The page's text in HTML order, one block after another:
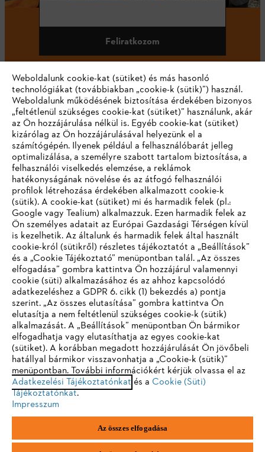
Feliratkozom
#STIHL
Vállalat
STIHL GYIK
Szerviz
Adatvédelem Impresszum Cookie tájékoztató
Jogi információk
Andreas Stihl Kereskedelmi Kft.
Székhely: H-2051 Biatorbágy-Budapark
IHR BROWSER WIRD NICHT
UNTERSTÜTZT
Sie nutzen einen Browser, den wir noch nicht unterstützen. Für
eine optimale Nutzung unserer Seite empfehlen wir Ihnen, zu
einem der folgenden Browser zu wechseln:
Firefox Chrome
Weboldalunk cookie-kat (sütiket) és más hasonló
technológiákat (továbbiakban „cookie-k (sütik)”) használ.
Weboldalunk működésének biztosítása érdekében bizonyos
„feltétlenül szükséges cookie-kat (sütiket)” használunk, akár
az Ön hozzájárulása nélkül is. Egyéb cookie-kat (sütiket)
kizárólag az Ön hozzájárulásával helyezünk el a
számítógépén. Ilyenek például a felhasználóbarát jelleg
optimalizálása, a személyre szabott tartalom biztosítása, a
felhasználói viselkedés elemzése, a reklámok
hatékonyságának növelése és az átfogó felhasználói
profilok létrehozása érdekében alkalmazott cookie-k
(sütik). A cookie-kat (sütiket) mi és harmadik felek (pl.:
Google vagy Tealium) alkalmazzuk. Ezen harmadik felek az
Ön személyes adatait az Európai Gazdasági Térségen kívül
is kezelhetik. Az általunk és harmadik felek által használt
cookie-król (sütikről) részletes tájékoztatót a „Beállítások”
és a „Cookie Tájékoztató” menüpontban talál. „Az összes
elfogadása” gombra kattintva Ön hozzájárul valamennyi
cookie (süti) alkalmazásához és az ahhoz kapcsolódó
adatkezeléshez a GDPR 6. cikk (1) bekezdés a) pontja
szerint. „Az összes elutasítása” gombra kattintva Ön
elutasítja a nem feltétlenül szükséges cookie-k (sütik)
alkalmazását. A „Beállítások” menüpontban Ön bármikor
elfogadhatja vagy elutasíthatja az egyes cookie-kat
(sütiket). A korábban megadott hozzájárulását Ön jövőbeli
hatállyal bármikor visszavonhatja a „Cookie-k (sütik)”
menüpontban. További információkért kérjük olvassa el az
Adatkezelési Tájékoztatónkat és a Cookie (Süti)
Tájékoztatónkat.
Impresszum
Az összes elfogadása